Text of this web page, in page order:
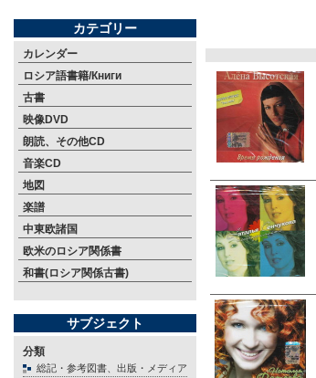
カテゴリー
カレンダー
ロシア語書籍/Книги
古書
映像DVD
朗読、その他CD
音楽CD
地図
楽譜
中東欧諸国
欧米のロシア関係書
和書(ロシア関係古書)
サブジェクト
分類
総記・参考図書、出版・メディア